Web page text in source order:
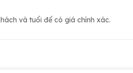
và tuổi để có giá chính xác.